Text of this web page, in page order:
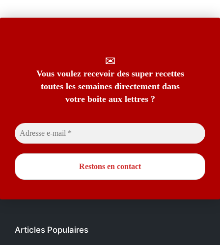
✉️
Vous voulez recevoir des super recettes
toutes les semaines directement dans
votre boite aux lettres ?
Articles Populaires